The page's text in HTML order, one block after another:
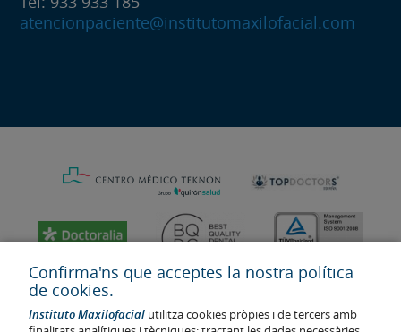
atencionpaciente@institutomaxilofacial.com
Confirma'ns que acceptes la nostra política
de cookies.
Instituto Maxilofacial utilitza cookies pròpies i de tercers amb